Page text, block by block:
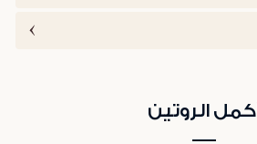
أكمل الروتين